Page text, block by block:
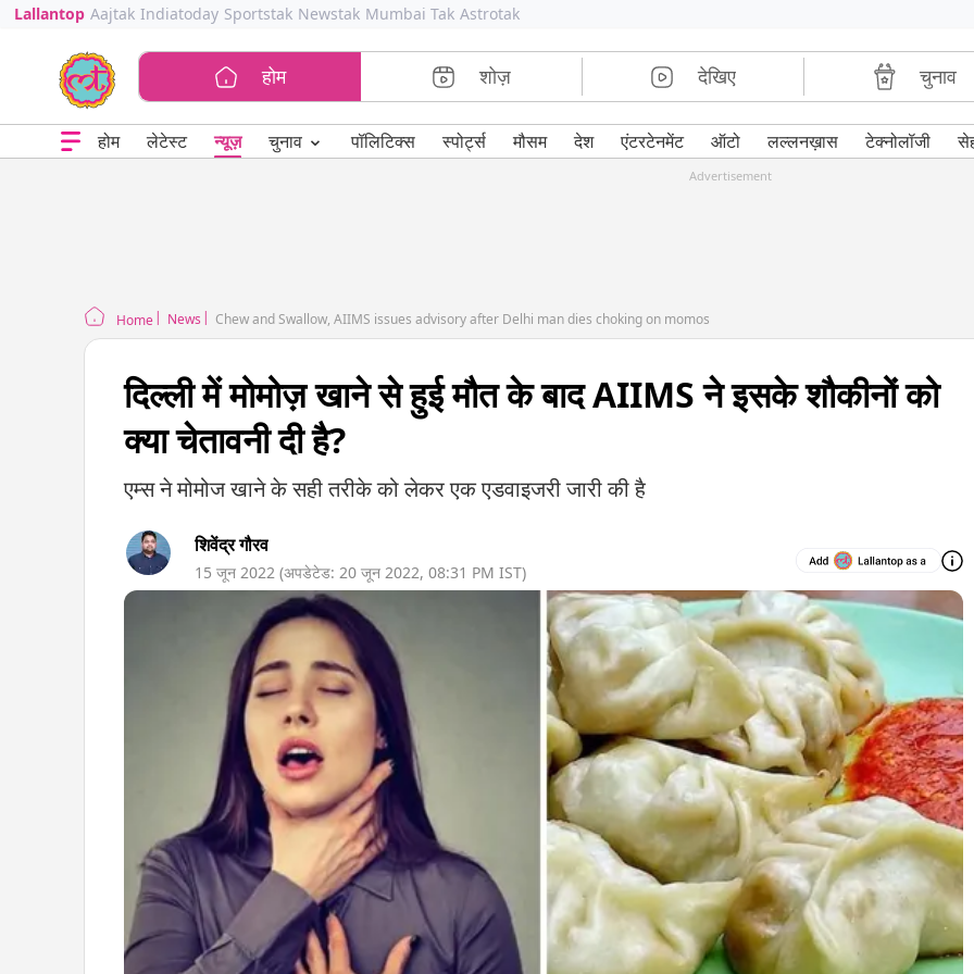
Lallantop Aajtak Indiatoday Sportstak Newstak Mumbai Tak Astrotak
होम शोज़ देखिए चुनाव
होम लेटेस्ट न्यूज़ चुनाव ⌄ पॉलिटिक्स स्पोर्ट्स मौसम देश एंटरटेनमेंट ऑटो लल्लनख़ास टेक्नोलॉजी
Advertisement
Home News Chew and Swallow, AIIMS issues advisory after Delhi man dies choking on momos
दिल्ली में मोमोज़ खाने से हुई मौत के बाद AIIMS ने इसके शौकीनों को
क्या चेतावनी दी है?
एम्स ने मोमोज खाने के सही तरीके को लेकर एक एडवाइजरी जारी की है
शिवेंद्र गौरव
15 जून 2022 (अपडेटेड: 20 जून 2022, 08:31 PM IST)